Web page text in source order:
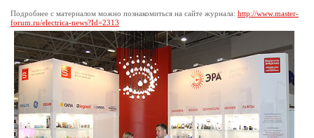
Подробнее с материалом можно познакомиться на сайте журнала: http://www.master-
forum.ru/electrica-news?Id=2313